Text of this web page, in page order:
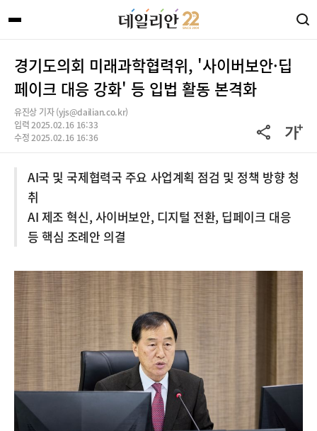
경기도의회 미래과학협력위, '사이버보안·딥
페이크 대응 강화' 등 입법 활동 본격화
유진상 기자 (yjs@dailian.co.kr)
입력 2025.02.16 16:33
수정 2025.02.16 16:36
AI국 및 국제협력국 주요 사업계획 점검 및 정책 방향 청
취
AI 제조 혁신, 사이버보안, 디지털 전환, 딥페이크 대응
등 핵심 조례안 의결